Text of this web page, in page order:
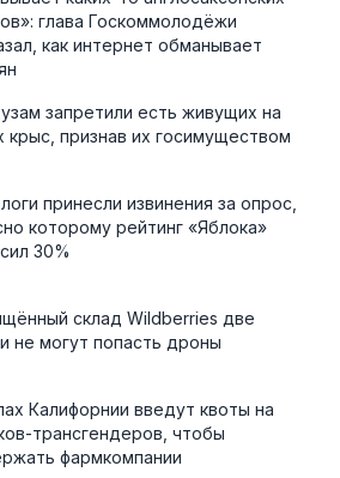
глава Госкоммолодёжи
как интернет обманывает
запретили есть живущих на
крыс, признав их госимуществом
принесли извинения за опрос,
которому рейтинг «Яблока»
30%
склад Wildberries две
не могут попасть дроны
Калифорнии введут квоты на
трансгендеров, чтобы
фармкомпании